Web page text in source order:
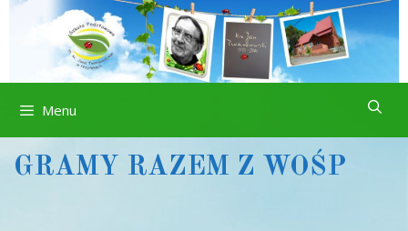
Przejdź
Menu
GRAMY RAZEM Z WOŚP